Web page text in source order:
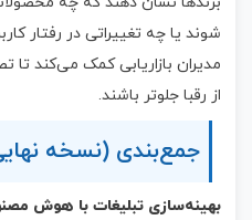
شوند یا چه تغییراتی در رفتار
مدیران بازاریابی کمک می‌کند تا
از رقبا جلوتر باشند.
جمع‌بندی (نسخه
بهینه‌سازی تبلیغات با هوش